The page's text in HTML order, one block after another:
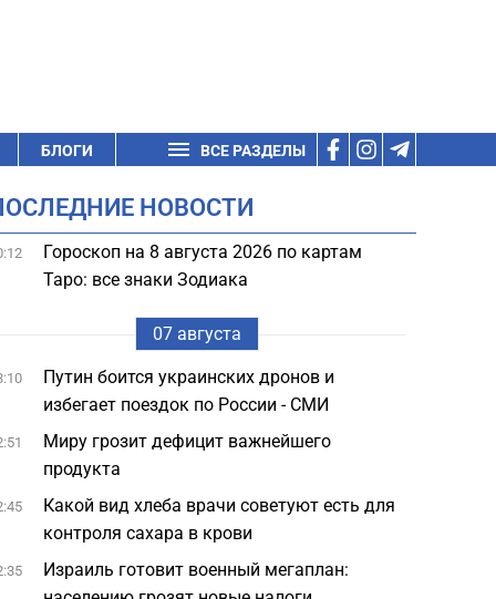
БЛОГИ ВСЕ РАЗДЕЛЫ
НОВОСТИ
Гороскоп на 8 августа 2026 по картам
Таро: все знаки Зодиака
07 августа
Путин боится украинских дронов и
избегает поездок по России - СМИ
Миру грозит дефицит важнейшего
продукта
Какой вид хлеба врачи советуют есть для
контроля сахара в крови
Израиль готовит военный мегаплан: